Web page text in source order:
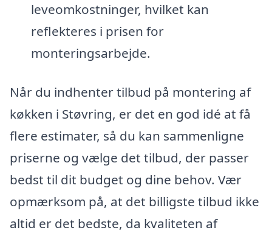
leveomkostninger, hvilket kan
reflekteres i prisen for
monteringsarbejde.
Når du indhenter tilbud på montering af
køkken i Støvring, er det en god idé at få
flere estimater, så du kan sammenligne
priserne og vælge det tilbud, der passer
bedst til dit budget og dine behov. Vær
opmærksom på, at det billigste tilbud ikke
altid er det bedste, da kvaliteten af